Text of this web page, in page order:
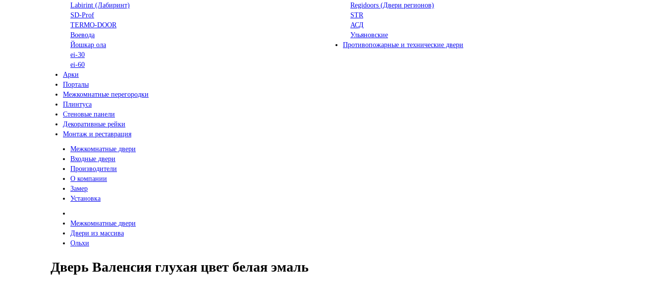
Labirint (Лабиринт)
Regidoors (Двери регионов)
SD-Prof
STR
TERMO-DOOR
АСД
Воевода
Ульяновские
Йошкар ола
Противопожарные и технические двери
ei-30
ei-60
Арки
Порталы
Межкомнатные перегородки
Плинтуса
Стеновые панели
Декоративные рейки
Монтаж и реставрация
Межкомнатные двери
Входные двери
Производители
О компании
Замер
Установка
Межкомнатные двери
Двери из массива
Ольхи
Дверь Валенсия глухая цвет белая эмаль